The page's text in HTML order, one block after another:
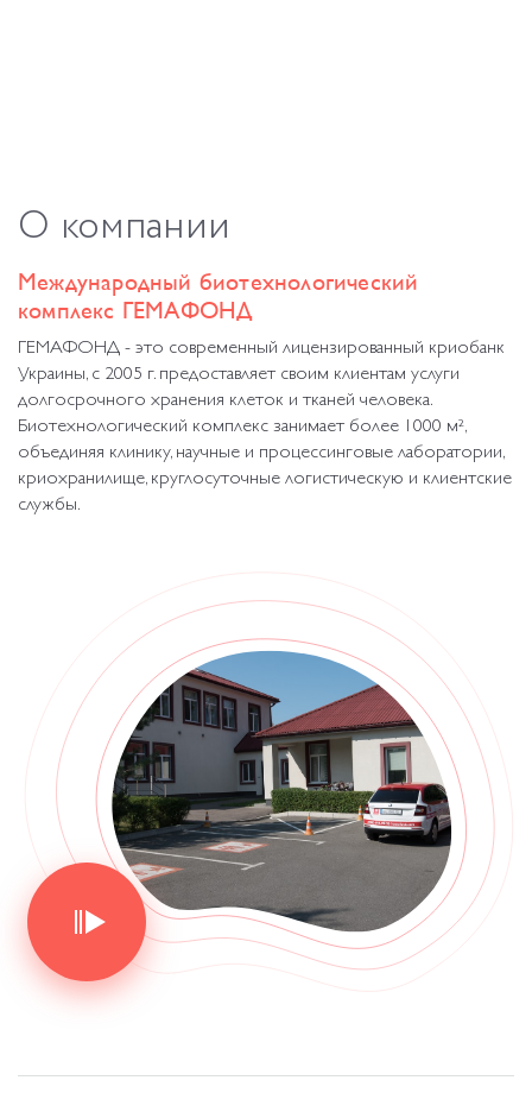
О компании
Международный биотехнологический
комплекс ГЕМАФОНД
ГЕМАФОНД - это современный лицензированный криобанк
Украины, с 2005 г. предоставляет своим клиентам услуги
долгосрочного хранения клеток и тканей человека.
Биотехнологический комплекс занимает более 1000 м²,
объединяя клинику, научные и процессинговые лаборатории,
криохранилище, круглосуточные логистическую и клиентские
службы.